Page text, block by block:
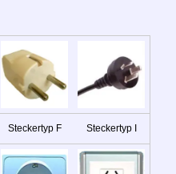
Steckertyp F Steckertyp I